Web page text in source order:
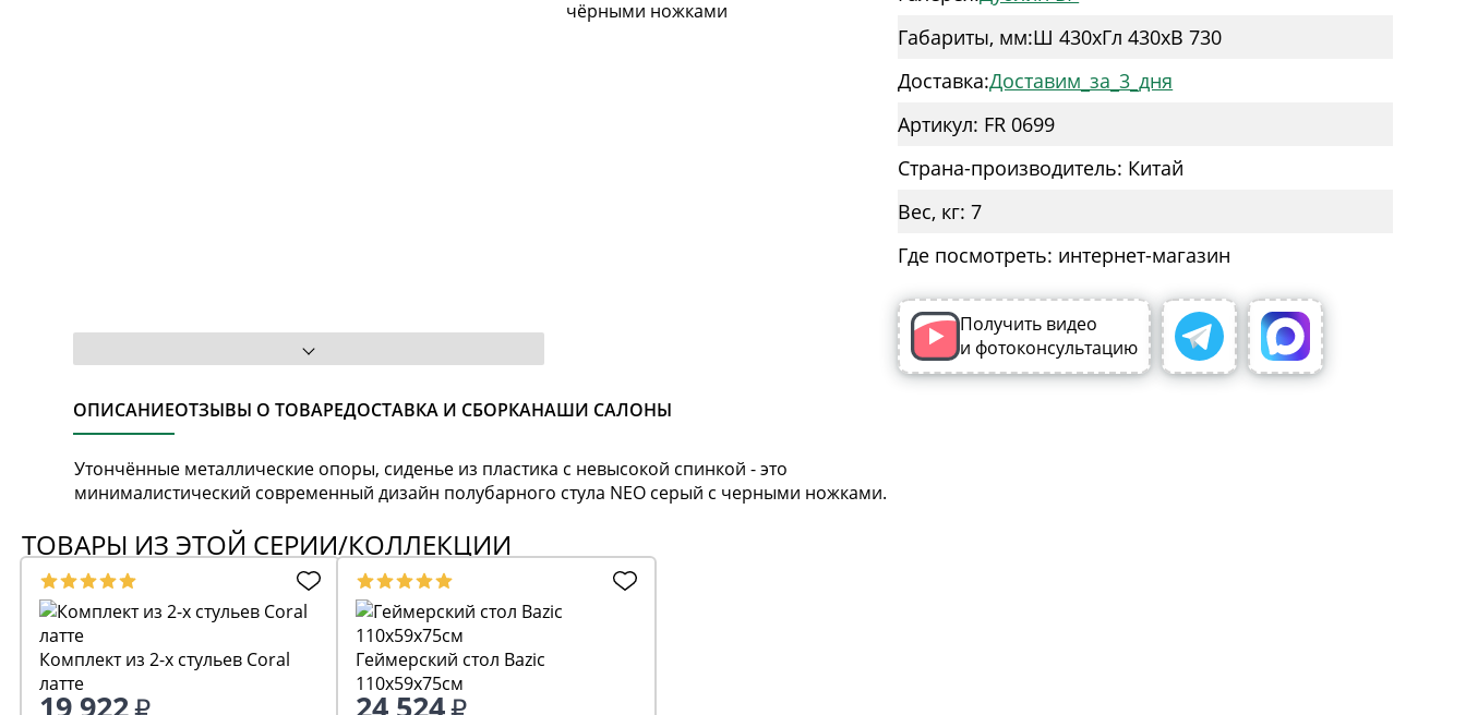
ОПИСАНИЕОТЗЫВЫ О ТОВАРЕДОСТАВКА И СБОРКАНАШИ САЛОНЫ
Утончённые металлические опоры, сиденье из пластика с невысокой спинкой - это
минималистический современный дизайн полубарного стула NEO серый с черными ножками.
Габариты, мм:Ш 430xГл 430xВ 730
Доставка:Доставим_за_3_дня
Артикул: FR 0699
Страна-производитель: Китай
Вес, кг: 7
Где посмотреть: интернет-магазин
Получить видео
и фотоконсультацию
ТОВАРЫ ИЗ ЭТОЙ СЕРИИ/КОЛЛЕКЦИИ
Комплект из 2-х стульев Coral
латте
19 922
Геймерский стол Bazic
110x59x75см
24 524